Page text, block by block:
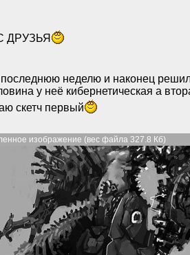
ДРУЗЬЯ
неделю и наконец
у неё кибернетическая а
скетч первый
изображение (вес файла 327.8 Кб)